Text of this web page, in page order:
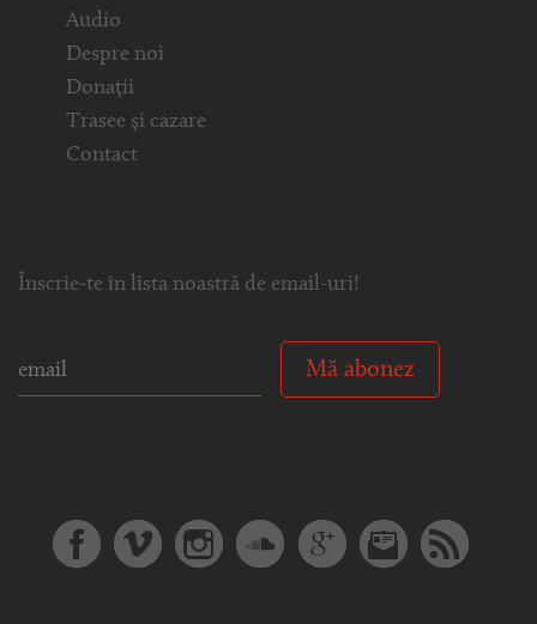
Audio
Despre noi
Donații
Trasee și cazare
Contact
Înscrie-te în lista noastră de email-uri!
Mă abonez